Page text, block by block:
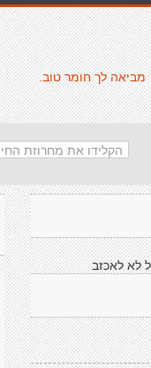
מביאה לך חומר טוב.
לא לאכזב